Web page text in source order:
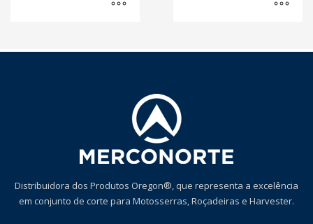
Distribuidora dos Produtos Oregon®, que representa a excelência
em conjunto de corte para Motosserras, Roçadeiras e Harvester.